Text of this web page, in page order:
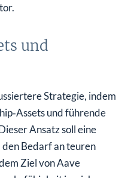
und
Strategie, indem
und führende
Ansatz soll eine
Bedarf an teuren
Ziel von Aave